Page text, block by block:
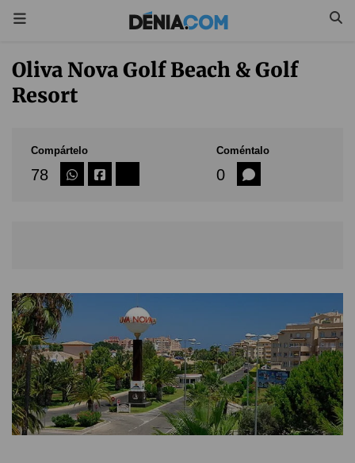
Oliva Nova Golf Beach & Golf
Resort
Compártelo
78
Coméntalo
0